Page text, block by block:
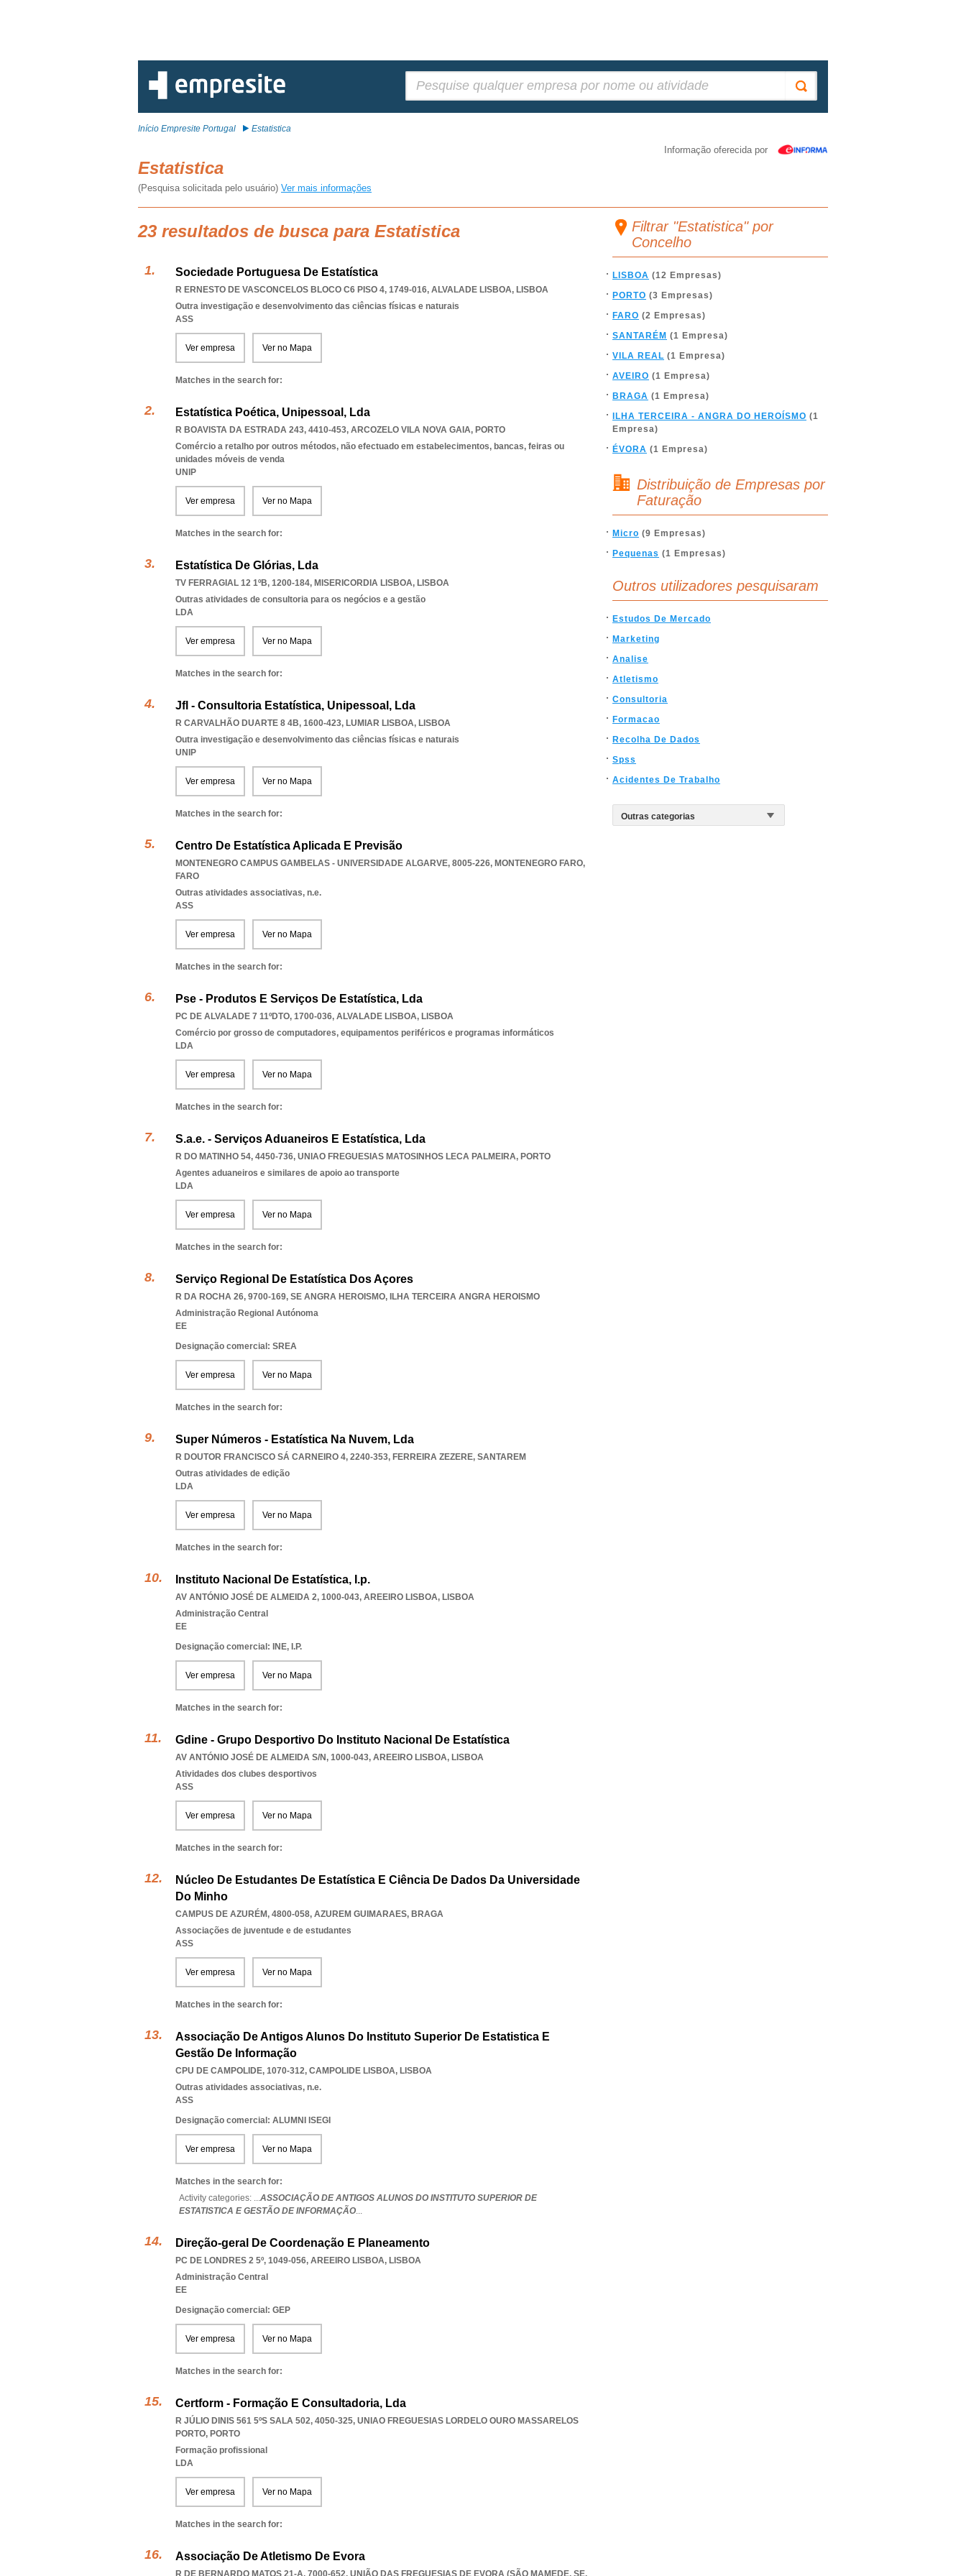
Início Empresite Portugal Estatistica
Informação oferecida por
Estatistica
(Pesquisa solicitada pelo usuário) Ver mais informações
23 resultados de busca para Estatistica
Sociedade Portuguesa De Estatística
R ERNESTO DE VASCONCELOS BLOCO C6 PISO 4, 1749-016, ALVALADE LISBOA, LISBOA
Outra investigação e desenvolvimento das ciências físicas e naturais
ASS
Ver empresa Ver no Mapa
Matches in the search for:
Estatística Poética, Unipessoal, Lda
R BOAVISTA DA ESTRADA 243, 4410-453, ARCOZELO VILA NOVA GAIA, PORTO
Comércio a retalho por outros métodos, não efectuado em estabelecimentos, bancas, feiras ou
unidades móveis de venda
UNIP
Ver empresa Ver no Mapa
Matches in the search for:
Estatística De Glórias, Lda
TV FERRAGIAL 12 1ºB, 1200-184, MISERICORDIA LISBOA, LISBOA
Outras atividades de consultoria para os negócios e a gestão
LDA
Ver empresa Ver no Mapa
Matches in the search for:
Jfl - Consultoria Estatística, Unipessoal, Lda
R CARVALHÃO DUARTE 8 4B, 1600-423, LUMIAR LISBOA, LISBOA
Outra investigação e desenvolvimento das ciências físicas e naturais
UNIP
Ver empresa Ver no Mapa
Matches in the search for:
Centro De Estatística Aplicada E Previsão
MONTENEGRO CAMPUS GAMBELAS - UNIVERSIDADE ALGARVE, 8005-226, MONTENEGRO FARO,
FARO
Outras atividades associativas, n.e.
ASS
Ver empresa Ver no Mapa
Matches in the search for:
Pse - Produtos E Serviços De Estatística, Lda
PC DE ALVALADE 7 11ºDTO, 1700-036, ALVALADE LISBOA, LISBOA
Comércio por grosso de computadores, equipamentos periféricos e programas informáticos
LDA
Ver empresa Ver no Mapa
Matches in the search for:
S.a.e. - Serviços Aduaneiros E Estatística, Lda
R DO MATINHO 54, 4450-736, UNIAO FREGUESIAS MATOSINHOS LECA PALMEIRA, PORTO
Agentes aduaneiros e similares de apoio ao transporte
LDA
Ver empresa Ver no Mapa
Matches in the search for:
Serviço Regional De Estatística Dos Açores
R DA ROCHA 26, 9700-169, SE ANGRA HEROISMO, ILHA TERCEIRA ANGRA HEROISMO
Administração Regional Autónoma
EE
Designação comercial: SREA
Ver empresa Ver no Mapa
Matches in the search for:
Super Números - Estatística Na Nuvem, Lda
R DOUTOR FRANCISCO SÁ CARNEIRO 4, 2240-353, FERREIRA ZEZERE, SANTAREM
Outras atividades de edição
LDA
Ver empresa Ver no Mapa
Matches in the search for:
Instituto Nacional De Estatística, I.p.
AV ANTÓNIO JOSÉ DE ALMEIDA 2, 1000-043, AREEIRO LISBOA, LISBOA
Administração Central
EE
Designação comercial: INE, I.P.
Ver empresa Ver no Mapa
Matches in the search for:
Gdine - Grupo Desportivo Do Instituto Nacional De Estatística
AV ANTÓNIO JOSÉ DE ALMEIDA S/N, 1000-043, AREEIRO LISBOA, LISBOA
Atividades dos clubes desportivos
ASS
Ver empresa Ver no Mapa
Matches in the search for:
Núcleo De Estudantes De Estatística E Ciência De Dados Da Universidade
Do Minho
CAMPUS DE AZURÉM, 4800-058, AZUREM GUIMARAES, BRAGA
Associações de juventude e de estudantes
ASS
Ver empresa Ver no Mapa
Matches in the search for:
Associação De Antigos Alunos Do Instituto Superior De Estatistica E
Gestão De Informação
CPU DE CAMPOLIDE, 1070-312, CAMPOLIDE LISBOA, LISBOA
Outras atividades associativas, n.e.
ASS
Designação comercial: ALUMNI ISEGI
Ver empresa Ver no Mapa
Matches in the search for:
Activity categories: ...ASSOCIAÇÃO DE ANTIGOS ALUNOS DO INSTITUTO SUPERIOR DE
ESTATISTICA E GESTÃO DE INFORMAÇÃO...
Direção-geral De Coordenação E Planeamento
PC DE LONDRES 2 5º, 1049-056, AREEIRO LISBOA, LISBOA
Administração Central
EE
Designação comercial: GEP
Ver empresa Ver no Mapa
Matches in the search for:
Certform - Formação E Consultadoria, Lda
R JÚLIO DINIS 561 5ºS SALA 502, 4050-325, UNIAO FREGUESIAS LORDELO OURO MASSARELOS
PORTO, PORTO
Formação profissional
LDA
Ver empresa Ver no Mapa
Matches in the search for:
Associação De Atletismo De Evora
R DE BERNARDO MATOS 21-A, 7000-652, UNIÃO DAS FREGUESIAS DE EVORA (SÃO MAMEDE, SE,
Filtrar "Estatistica" por
Concelho
LISBOA (12 Empresas)
PORTO (3 Empresas)
FARO (2 Empresas)
SANTARÉM (1 Empresa)
VILA REAL (1 Empresa)
AVEIRO (1 Empresa)
BRAGA (1 Empresa)
ILHA TERCEIRA - ANGRA DO HEROÍSMO (1
Empresa)
ÉVORA (1 Empresa)
Distribuição de Empresas por
Faturação
Micro (9 Empresas)
Pequenas (1 Empresas)
Outros utilizadores pesquisaram
Estudos De Mercado
Marketing
Analise
Atletismo
Consultoria
Formacao
Recolha De Dados
Spss
Acidentes De Trabalho